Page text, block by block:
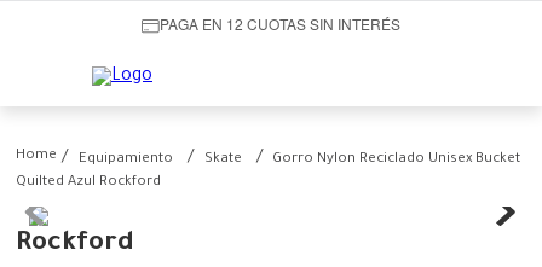
PAGA EN 12 CUOTAS SIN INTERÉS
Equipamiento Skate
Gorro Nylon Reciclado Unisex Bucket
Quilted Azul Rockford
Rockford